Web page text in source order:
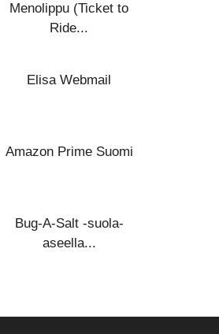
Menolippu (Ticket to
Ride...
Elisa Webmail
Amazon Prime Suomi
Bug-A-Salt -suola-
aseella...